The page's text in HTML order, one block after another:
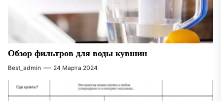
Обзор фильтров для воды кувшин
Best_admin 24 Марта 2024